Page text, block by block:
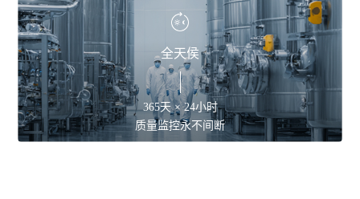
全天侯
365天 × 24小时
质量监控永不间断